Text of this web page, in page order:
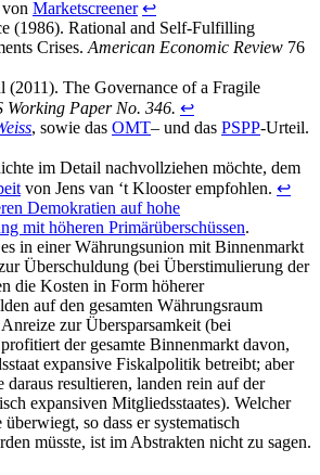
Marketscreener ↩
(1986). Rational and Self-Fulfilling
Crises. American Economic Review 76
(2011). The Governance of a Fragile
Working Paper No. 346. ↩
, sowie das OMT– und das PSPP-Urteil.
im Detail nachvollziehen möchte, dem
von Jens van ‘t Klooster empfohlen. ↩
Demokratien auf hohe
mit höheren Primärüberschüssen.
in einer Währungsunion mit Binnenmarkt
Überschuldung (bei Überstimulierung der
die Kosten in Form höherer
auf den gesamten Währungsraum
zur Übersparsamkeit (bei
der gesamte Binnenmarkt davon,
expansive Fiskalpolitik betreibt; aber
daraus resultieren, landen rein auf der
expansiven Mitgliedsstaates). Welcher
so dass er systematisch
müsste, ist im Abstrakten nicht zu sagen.